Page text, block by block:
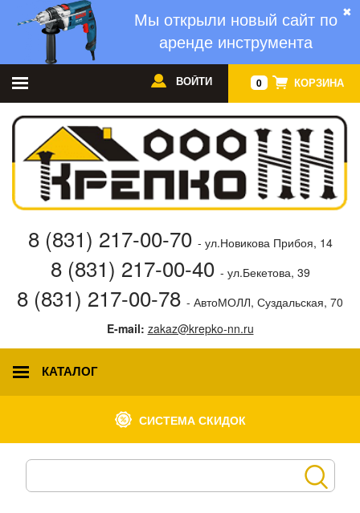
✖
Мы открыли новый сайт по
аренде инструмента
0 КОРЗИНА
ВОЙТИ
8 (831) 217-00-70 - ул.Новикова Прибоя, 14
8 (831) 217-00-40 - ул.Бекетова, 39
8 (831) 217-00-78 - АвтоМОЛЛ, Суздальская, 70
E-mail: zakaz@krepko-nn.ru
КАТАЛОГ
СИСТЕМА СКИДОК